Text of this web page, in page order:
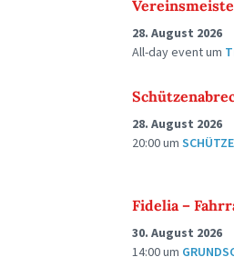
28. August 2026
All-day eventum
28. August 2026
20:00um
Fidelia –
30. August 2026
14:00um